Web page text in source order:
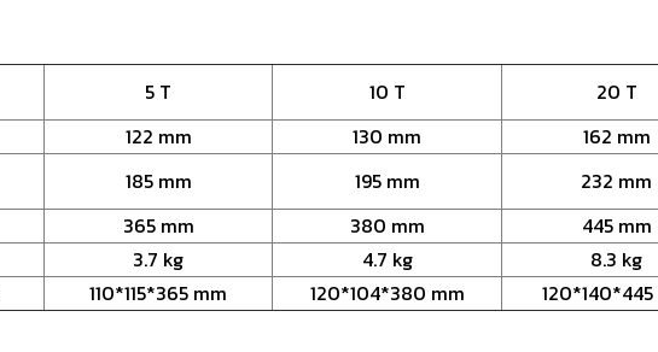
5 T 10 T
20 T
122 mm 130 mm
162 mm
185 mm 195 mm
232 mm
365 mm 380 mm
445 mm
3.7 kg 4.7 kg
8.3 kg
110*115*365 mm 120*104*380 mm